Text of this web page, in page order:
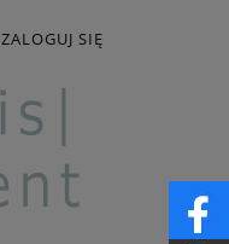
ZALOGUJ SIĘ